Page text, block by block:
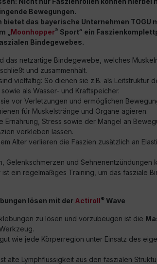
Bewegungen.
das bayerische Unternehmen TOGU
„ Moonhopper® Sport“ ein
Bindegewebes.
das netzartige Bindegewebe, welches
und zusammenhält.
vielfältig: So dienen sie z.B. als Leitstruktur
als Wasser- und Kraftspeicher.
vor Verletzungen und ermöglichen
für Muskelstränge und Organe agieren.
Ernährung, Stress sowie der Mangel an
verkleben lassen.
Alter verlieren die Faszien zusätzlich an
Gelenkschmerzen und Sehnenentzündungen
ist ein regelmäßiges Training, um das fasziale
lösen mit der Actiroll®Wave
zu lösen und vorzubeugen ist die
wie jede Körperregion unter Einsatz des
alte Lymphflüssigkeit aus den faszialen